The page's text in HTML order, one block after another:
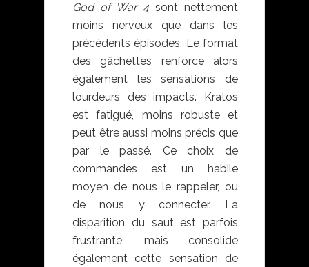
God of War 4 sont nettement
moins nerveux que dans les
précédents épisodes. Le format
des gâchettes renforce alors
également les sensations de
lourdeurs des impacts. Kratos
est fatigué, moins robuste et
peut être aussi moins précis que
par le passé. Ce choix de
commandes est un habile
moyen de nous le rappeler, ou
de nous y connecter. La
disparition du saut est parfois
frustrante, mais consolide
également cette sensation de